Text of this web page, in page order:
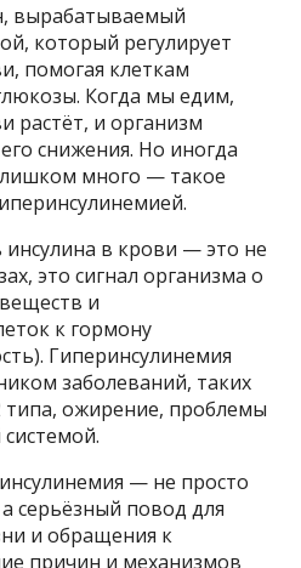
вырабатываемый
который регулирует
помогая клеткам
Когда мы едим,
растёт, и организм
снижения. Но иногда
много — такое
в крови — это не
это сигнал организма о
и
к гормону
Гиперинсулинемия
заболеваний, таких
типа, ожирение, проблемы
системой.
— не просто
серьёзный повод для
и обращения к
причин и механизмов